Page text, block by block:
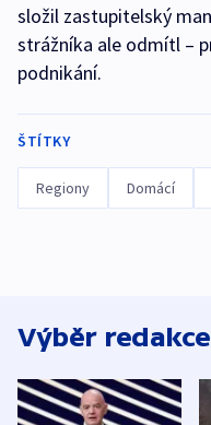
složil zastupitelský
strážníka ale odmítl –
podnikání.
ŠTÍTKY
Regiony Domácí
Výběr redakce